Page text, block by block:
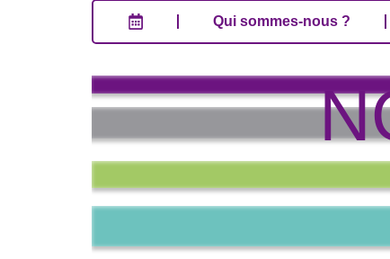
Qui sommes-nous ?